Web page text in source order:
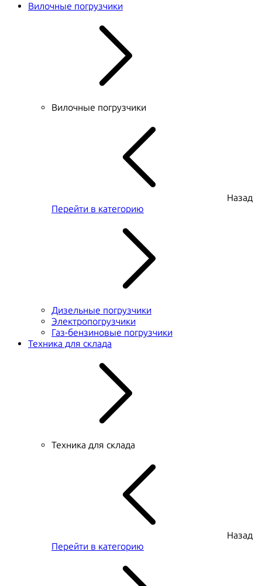
Вилочные погрузчики
Вилочные погрузчики
Назад
Перейти в категорию
Дизельные погрузчики
Электропогрузчики
Газ-бензиновые погрузчики
Техника для склада
Техника для склада
Назад
Перейти в категорию